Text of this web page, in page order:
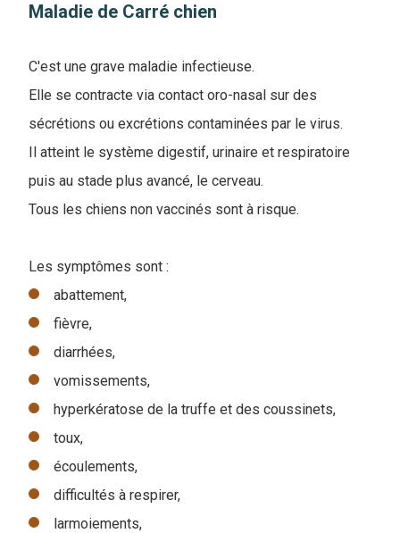
Maladie de Carré chien
C'est une grave maladie infectieuse.
Elle se contracte via contact oro-nasal sur des
sécrétions ou excrétions contaminées par le virus.
Il atteint le système digestif, urinaire et respiratoire
puis au stade plus avancé, le cerveau.
Tous les chiens non vaccinés sont à risque.
Les symptômes sont :
abattement,
fièvre,
diarrhées,
vomissements,
hyperkératose de la truffe et des coussinets,
toux,
écoulements,
difficultés à respirer,
larmoiements,